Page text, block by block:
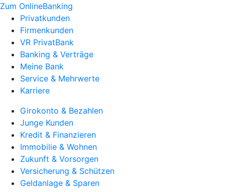
Zum OnlineBanking
Privatkunden
Firmenkunden
VR PrivatBank
Banking & Verträge
Meine Bank
Service & Mehrwerte
Karriere
Girokonto & Bezahlen
Junge Kunden
Kredit & Finanzieren
Immobilie & Wohnen
Zukunft & Vorsorgen
Versicherung & Schützen
Geldanlage & Sparen